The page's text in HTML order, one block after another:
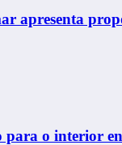
apresenta
para o interior